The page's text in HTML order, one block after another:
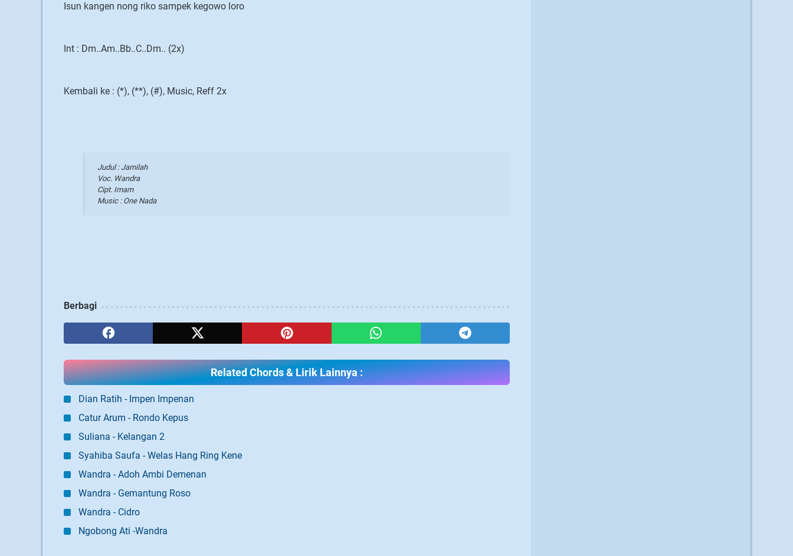
Isun kangen nong riko sampek kegowo loro
Int : Dm..Am..Bb..C..Dm.. (2x)
Kembali ke : (*), (**), (#), Music, Reff 2x
Judul : Jamilah
Voc. Wandra
Cipt. Imam
Music : One Nada
Berbagi
Related Chords & Lirik Lainnya :
Dian Ratih - Impen Impenan
Catur Arum - Rondo Kepus
Suliana - Kelangan 2
Syahiba Saufa - Welas Hang Ring Kene
Wandra - Adoh Ambi Demenan
Wandra - Gemantung Roso
Wandra - Cidro
Ngobong Ati -Wandra